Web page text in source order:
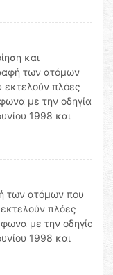
και
των ατόμων
εκτελούν πλόες
με την οδηγία
1998 και
των ατόμων που
πλόες
με την οδηγία
1998 και